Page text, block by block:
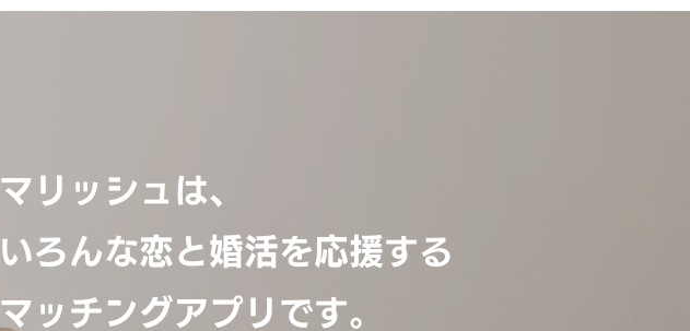
マリッシュは、
いろんな恋と婚活を応援する
マッチングアプリです。